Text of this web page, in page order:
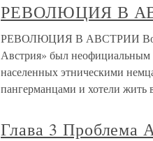
РЕВОЛЮЦИЯ В
РЕВОЛЮЦИЯ В АВСТРИИ Во
Австрия» был неофициальным
населенных этническими
пангерманцами и хотели жить
Глава 3 Проблема